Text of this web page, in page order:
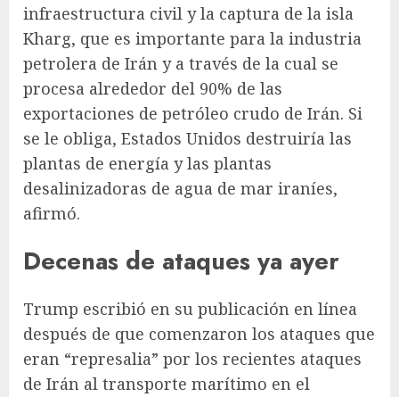
infraestructura civil y la captura de la isla
Kharg, que es importante para la industria
petrolera de Irán y a través de la cual se
procesa alrededor del 90% de las
exportaciones de petróleo crudo de Irán. Si
se le obliga, Estados Unidos destruiría las
plantas de energía y las plantas
desalinizadoras de agua de mar iraníes,
afirmó.
Decenas de ataques ya ayer
Trump escribió en su publicación en línea
después de que comenzaron los ataques que
eran “represalia” por los recientes ataques
de Irán al transporte marítimo en el